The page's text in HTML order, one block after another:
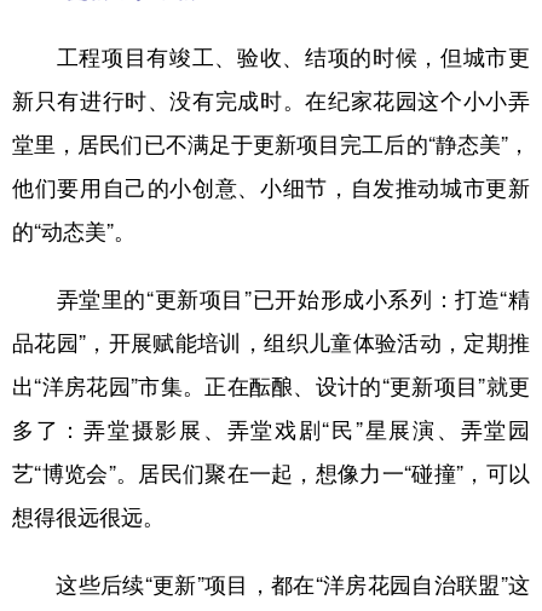
工程项目有竣工、验收、结项的时候，但城市更
新只有进行时、没有完成时。在纪家花园这个小小弄
堂里，居民们已不满足于更新项目完工后的“静态美”，
他们要用自己的小创意、小细节，自发推动城市更新
的“动态美”。
弄堂里的“更新项目”已开始形成小系列：打造“精
品花园”，开展赋能培训，组织儿童体验活动，定期推
出“洋房花园”市集。正在酝酿、设计的“更新项目”就更
多了：弄堂摄影展、弄堂戏剧“民”星展演、弄堂园
艺“博览会”。居民们聚在一起，想像力一“碰撞”，可以
想得很远很远。
这些后续“更新”项目，都在“洋房花园自治联盟”这